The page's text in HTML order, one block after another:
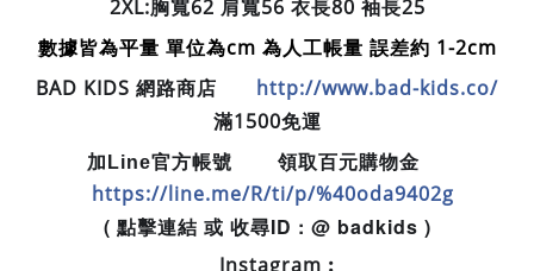
2XL:胸寬62 肩寬56 衣長80 袖長25
數據皆為平量 單位為cm 為人工帳量 誤差約 1-2cm
BAD KIDS 網路商店
http://www.bad-kids.co/
滿1500免運
加Line官方帳號 領取百元購物金
https://line.me/R/ti/p/%40oda9402g
( 點擊連結 或 收尋ID : @ badkids )
Instagram︰